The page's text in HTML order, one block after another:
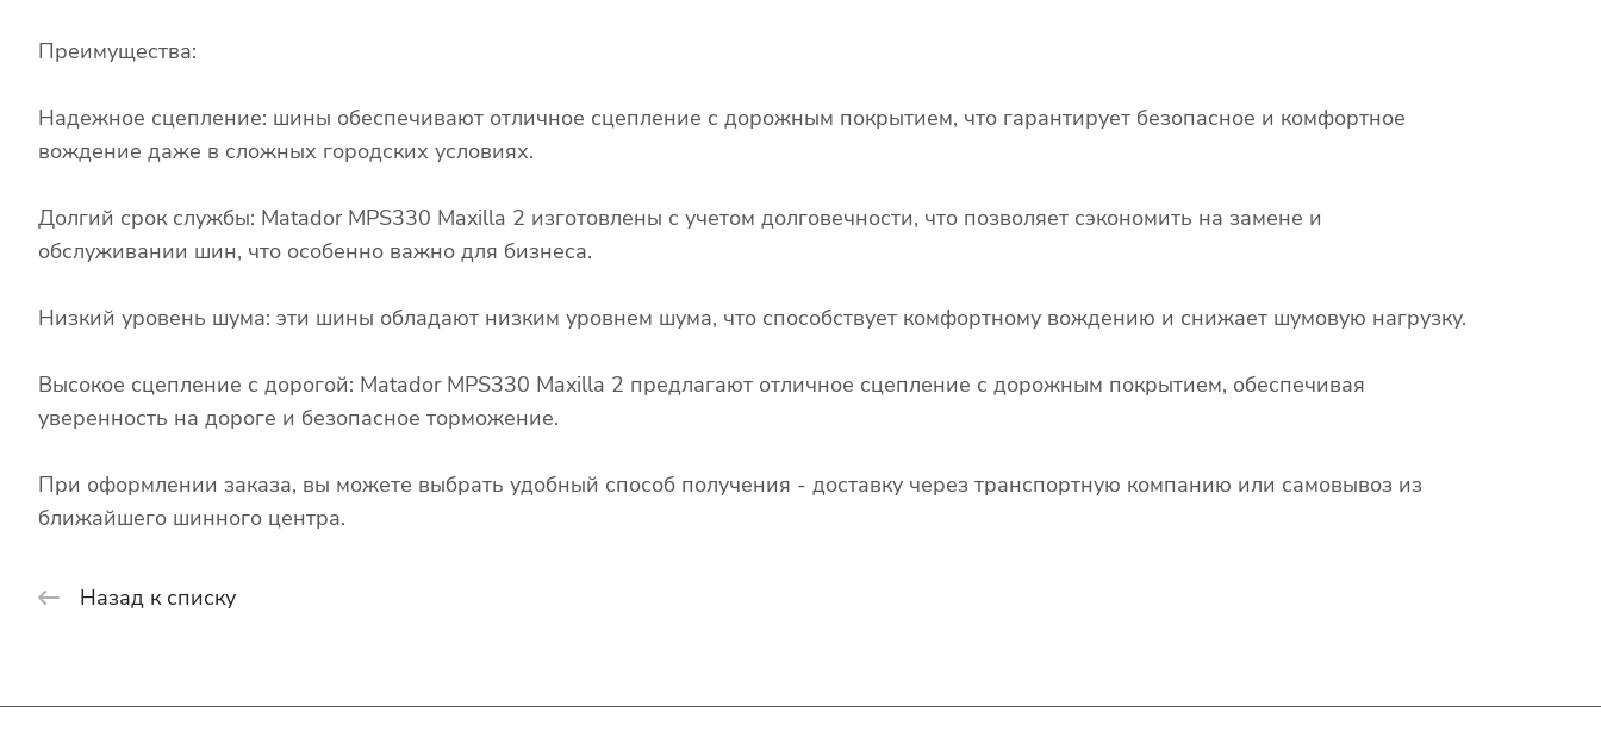
Преимущества:
Надежное сцепление: шины обеспечивают отличное сцепление с дорожным покрытием, что гарантирует безопасное и комфортное
вождение даже в сложных городских условиях.
Долгий срок службы: Matador MPS330 Maxilla 2 изготовлены с учетом долговечности, что позволяет сэкономить на замене и
обслуживании шин, что особенно важно для бизнеса.
Низкий уровень шума: эти шины обладают низким уровнем шума, что способствует комфортному вождению и снижает шумовую нагрузку.
Высокое сцепление с дорогой: Matador MPS330 Maxilla 2 предлагают отличное сцепление с дорожным покрытием, обеспечивая
уверенность на дороге и безопасное торможение.
При оформлении заказа, вы можете выбрать удобный способ получения - доставку через транспортную компанию или самовывоз из
ближайшего шинного центра.
Назад к списку